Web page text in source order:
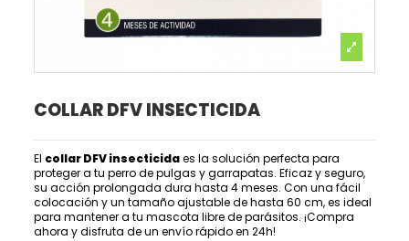
COLLAR DFV INSECTICIDA
El collar DFV insecticidaes la solución perfecta para
proteger a tu perro de pulgas y garrapatas. Eficaz y seguro,
su acción prolongada dura hasta 4 meses. Con una fácil
colocación y un tamaño ajustable de hasta 60 cm, es ideal
para mantener a tu mascota libre de parásitos. ¡Compra
ahora y disfruta de un envío rápido en 24h!